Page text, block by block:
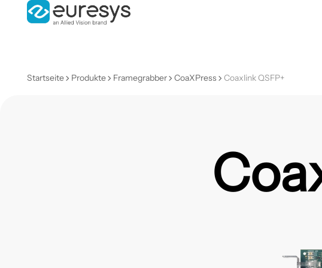
Startseite Produkte Framegrabber CoaXPress Coaxlink QSFP+